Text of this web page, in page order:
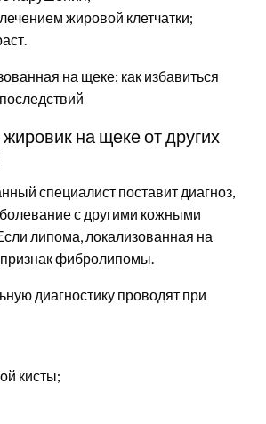
жировой клетчатки;
жировик на щеке от других
специалист поставит диагноз,
с другими кожными
липома, локализованная на
фибролипомы.
диагностику проводят при
кисты;